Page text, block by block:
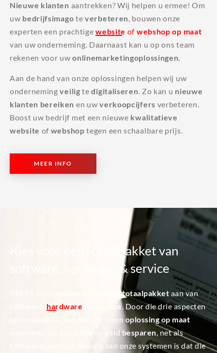
Nieuwe klanten aantrekken? Wij helpen u ermee! Om
uw bedrijfsimago teverbeteren, bouwen onze
experten een prachtigewebsite of webshop op maat
van uw onderneming. Daarnaast kan u op ons team
rekenen voor uwonlinemarketingoplossingen.
Aan de hand van onze oplossingen helpen wij uw
ondernemingveilig tedigitaliseren . Zo kan u nieuwe
klanten bereiken en uwverkoopcijfers verbeteren.
Boost uw bedrijf met een nieuwe kwalitatieve
website of webshop tegen een schaalbare prijs.
MEER INFO
Kies voor een totaalpakket van
software, hardware & service
eentotaalpakketaan van
hardware service. Door die drie aspecten
te combineren, kunnen we u eenoplossing op maat
geld besparen, net als
efficiënter werken. Handig aan onze systemen is dat die